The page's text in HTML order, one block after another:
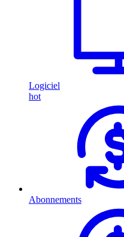
Logiciel
hot
Abonnements